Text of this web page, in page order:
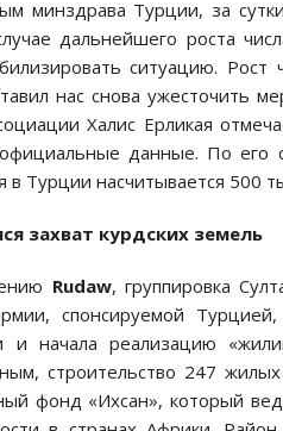
минздрава Турции, за
дальнейшего роста
ситуацию. Рост
нас снова ужесточить
Халис Ерликая
данные. По его
Турции насчитывается 500
захват курдских земель
Rudaw, группировка
спонсируемой
и начала реализацию
строительство 247 жилых
фонд «Ихсан», который